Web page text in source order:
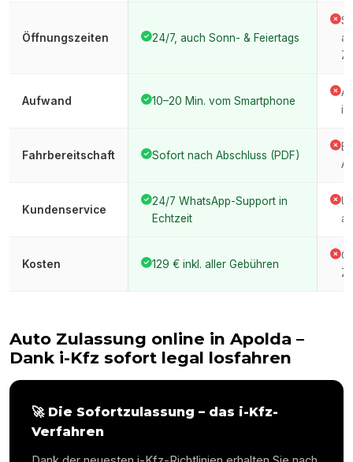
Öffnungszeiten 24/7, auch Sonn- & Feiertags
Aufwand 10–20 Min. vom Smartphone
Fahrbereitschaft Sofort nach Abschluss (PDF)
Kundenservice
24/7 WhatsApp-Support in
Echtzeit
Kosten 129 € inkl. aller Gebühren
Auto Zulassung online in Apolda –
Dank i-Kfz sofort legal losfahren
🚀 Die Sofortzulassung – das i-Kfz-
Verfahren